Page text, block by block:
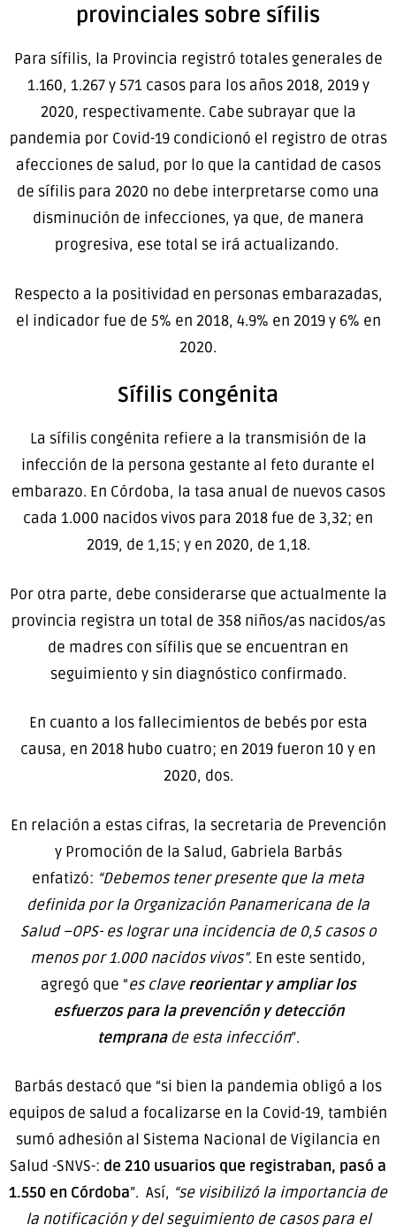
provinciales sobre sífilis
Para sífilis, la Provincia registró totales generales de
1.160, 1.267 y 571 casos para los años 2018, 2019 y
2020, respectivamente. Cabe subrayar que la
pandemia por Covid-19 condicionó el registro de otras
afecciones de salud, por lo que la cantidad de casos
de sífilis para 2020 no debe interpretarse como una
disminución de infecciones, ya que, de manera
progresiva, ese total se irá actualizando.
Respecto a la positividad en personas embarazadas,
el indicador fue de 5% en 2018, 4.9% en 2019 y 6% en
2020.
Sífilis congénita
La sífilis congénita refiere a la transmisión de la
infección de la persona gestante al feto durante el
embarazo. En Córdoba, la tasa anual de nuevos casos
cada 1.000 nacidos vivos para 2018 fue de 3,32; en
2019, de 1,15; y en 2020, de 1,18.
Por otra parte, debe considerarse que actualmente la
provincia registra un total de 358 niños/as nacidos/as
de madres con sífilis que se encuentran en
seguimiento y sin diagnóstico confirmado.
En cuanto a los fallecimientos de bebés por esta
causa, en 2018 hubo cuatro; en 2019 fueron 10 y en
2020, dos.
En relación a estas cifras, la secretaria de Prevención
y Promoción de la Salud, Gabriela Barbás
enfatizó: “Debemos tener presente que la meta
definida por la Organización Panamericana de la
Salud –OPS- es lograr una incidencia de 0,5 casos o
menos por 1.000 nacidos vivos”. En este sentido,
agregó que “es clavereorientar y ampliar los
esfuerzos para la prevención y detección
tempranade esta infección”.
Barbás destacó que “si bien la pandemia obligó a los
equipos de salud a focalizarse en la Covid-19, también
sumó adhesión al Sistema Nacional de Vigilancia en
Salud -SNVS-: de 210 usuarios que registraban, pasó a
1.550 en Córdoba”. Así, “se visibilizó la importancia de
la notificación y del seguimiento de casos para el